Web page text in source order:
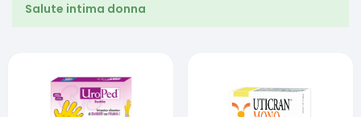
Salute intima donna